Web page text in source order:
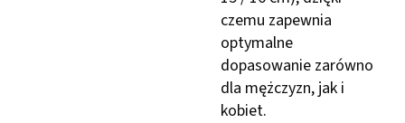
czemu zapewnia
optymalne
dopasowanie zarówno
dla mężczyzn, jak i
kobiet.